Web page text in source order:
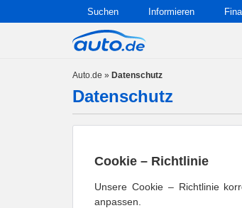
Suchen Informieren
Auto.de » Datenschutz
Datenschutz
Cookie – Richtlinie
Unsere Cookie – Richtlinie
anpassen.